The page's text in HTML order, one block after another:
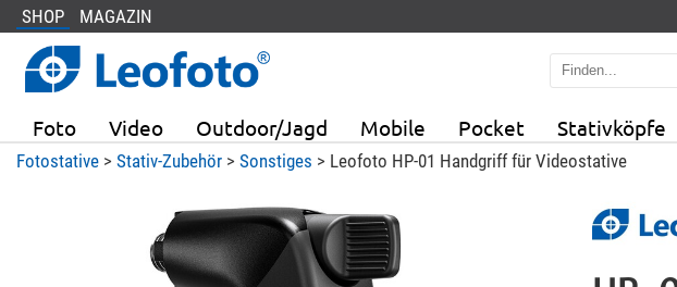
SHOP MAGAZIN
Foto Video Outdoor/Jagd Mobile Pocket Stativköpfe
Fotostative> Stativ-Zubehör> Sonstiges > Leofoto HP-01 Handgriff für Videostative